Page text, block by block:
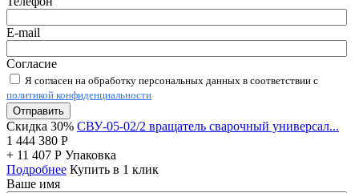
E-mail
Согласие
Я согласен на обработку персональных данных в соответствии с
политикой конфиденциальности
Отправить
Скидка 30% СВУ-05-02/2 вращатель сварочный универсал...
1 444 380 Р
+ 11 407 Р Упаковка
Подробнее Купить в 1 клик
Ваше имя